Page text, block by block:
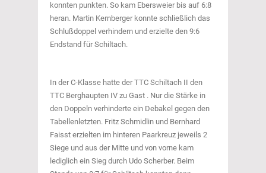
konnten punkten. So kam Ebersweier bis auf 6:8
heran. Martin Kernberger konnte schließlich das
Schlußdoppel verhindern und erzielte den 9:6
Endstand für Schiltach.
In der C-Klasse hatte der TTC Schiltach II den
TTC Berghaupten IV zu Gast . Nur die Stärke in
den Doppeln verhinderte ein Debakel gegen den
Tabellenletzten. Fritz Schmidlin und Bernhard
Faisst erzielten im hinteren Paarkreuz jeweils 2
Siege und aus der Mitte und von vorne kam
lediglich ein Sieg durch Udo Scherber. Beim